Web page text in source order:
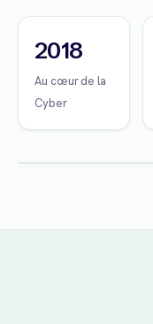
2018
Au cœur de la
Cyber